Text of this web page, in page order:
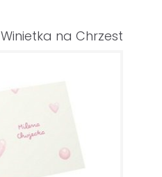
Winietka na Chrzest